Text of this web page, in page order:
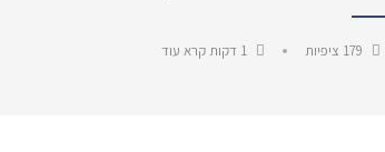
179 ציפיות 1 דקות קרא עוד